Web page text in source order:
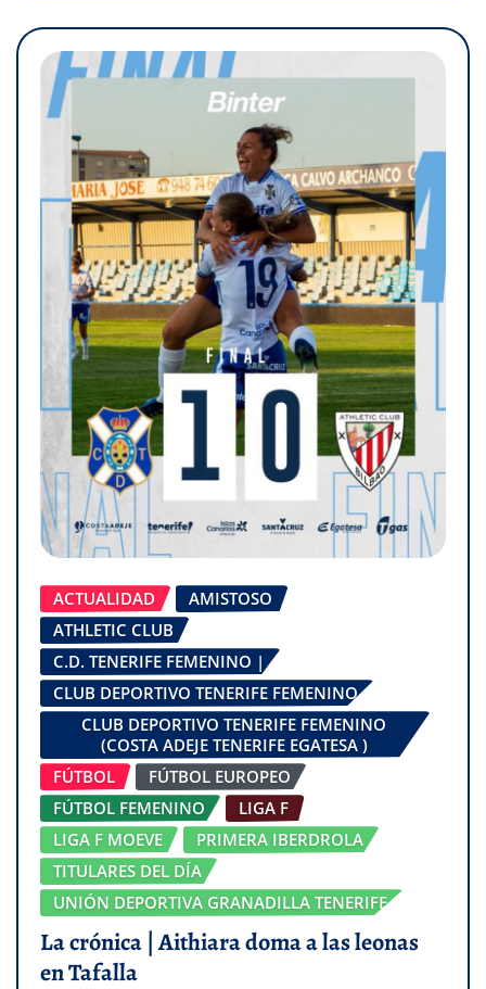
ACTUALIDAD
AMISTOSO
ATHLETIC CLUB
C.D. TENERIFE FEMENINO |
CLUB DEPORTIVO TENERIFE FEMENINO
CLUB DEPORTIVO TENERIFE FEMENINO
(COSTA ADEJE TENERIFE EGATESA )
FÚTBOL
FÚTBOL EUROPEO
FÚTBOL FEMENINO
LIGA F
LIGA F MOEVE
PRIMERA IBERDROLA
TITULARES DEL DÍA
UNIÓN DEPORTIVA GRANADILLA TENERIFE
La crónica | Aithiara doma a las leonas
en Tafalla